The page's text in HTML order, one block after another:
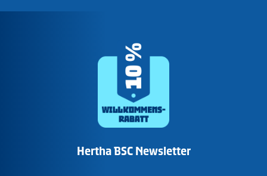
Hertha BSC Newsletter